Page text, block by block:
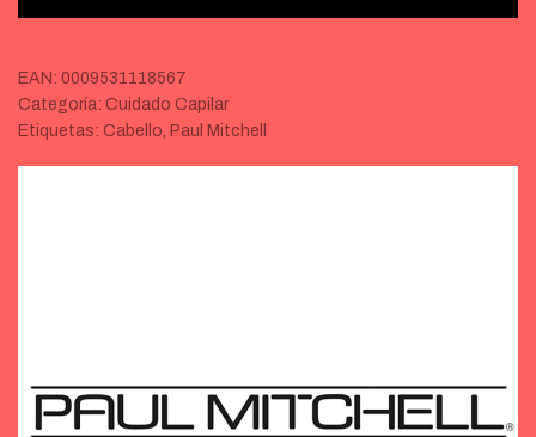
EAN: 0009531118567
Categoría: Cuidado Capilar
Etiquetas: Cabello, Paul Mitchell